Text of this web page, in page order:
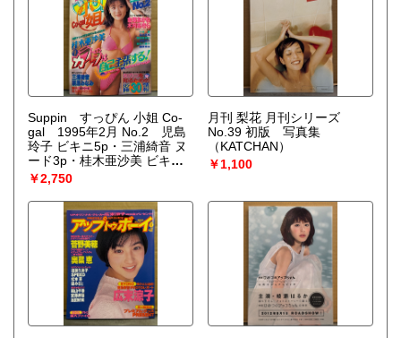
Suppin すっぴん 小姐 Co-
gal 1995年2月 No.2 児島
玲子 ビキニ5p・三浦綺音 ヌ
ード3p・桂木亜沙美 ビキニ
13p・金澤あかね ビキニ6p・
小林愛 水着5p・高井真帆 ビ
キニ5p・菅野美寿記 ビキニ
5p・麻生久美子 ビキニ5p・
織原奈未 ビキニ5p・栗原み
なみ ヌード5p・岩岬夏海 ヌ
ード5p・北田あやの ビキニ
5p 他 すっぴん特別編集
￥2,750
月刊 梨花 月刊シリーズ
No.39 初版 写真集
（KATCHAN）
￥1,100